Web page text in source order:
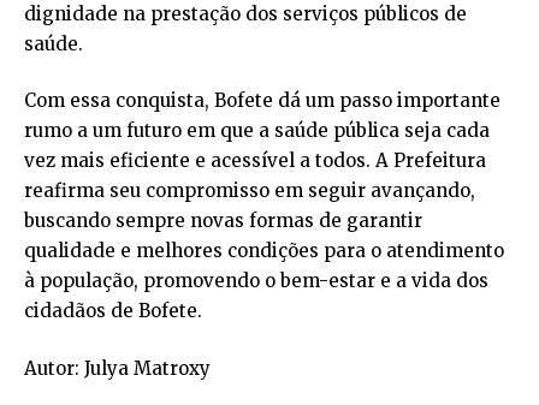
dignidade na prestação dos serviços públicos de
saúde.
Com essa conquista, Bofete dá um passo importante
rumo a um futuro em que a saúde pública seja cada
vez mais eficiente e acessível a todos. A Prefeitura
reafirma seu compromisso em seguir avançando,
buscando sempre novas formas de garantir
qualidade e melhores condições para o atendimento
à população, promovendo o bem-estar e a vida dos
cidadãos de Bofete.
Autor: Julya Matroxy